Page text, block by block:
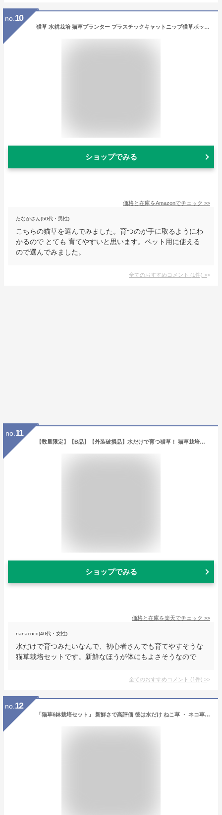
no. 10
猫草 水耕栽培 猫草プランター プラスチックキャットニップ猫草ボックス 屋内猫用猫草（種なし）
ショップでみる
価格と在庫をAmazonでチェック >>
たなかさん(50代・男性)
こちらの猫草を選んでみました。育つのが手に取るようにわ
かるので とても 育てやすいと思います。ペット用に使える
ので選んでみました。
全てのおすすめコメント (1件) >
no. 11
【数量限定】【B品】【外装破損品】水だけで育つ猫草！ 猫草栽培キット にゃんベジ PTS-NKCN-2P HARIO
ショップでみる
価格と在庫を楽天でチェック >>
nanacoco(40代・女性)
水だけで育つみたいなんで、初心者さんでも育てやすそうな
猫草栽培セットです。新鮮なほうが体にもよさそうなので
全てのおすすめコメント (1件) >
no. 12
「猫草6鉢栽培セット」 新鮮さで高評価 後は水だけ ねこ草 ・ ネコ草 の 無農薬 決定版。犬 ウサギ ペット全般用 【ペットグラス えん麦 エン麦 燕麦 草 ペットグッズ ペットフード キャットフード ドッグフード 毛玉ケア】